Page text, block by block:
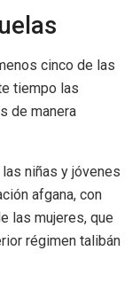
cinco de las
tiempo las
de manera
niñas y jóvenes
afgana, con
las mujeres, que
régimen talibán